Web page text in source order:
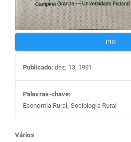
PDF
Publicado: dez. 13, 1991
Palavras-chave:
Economia Rural, Sociologia Rural
Vários